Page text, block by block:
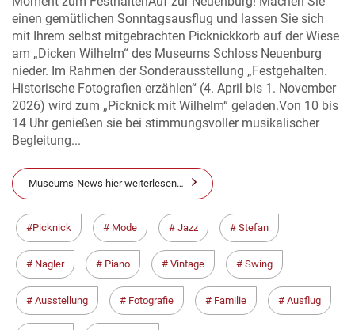
einen gemütlichen Sonntagsausflug und lassen Sie sich
mit Ihrem selbst mitgebrachten Picknickkorb auf der Wiese
am „Dicken Wilhelm“ des Museums Schloss Neuenburg
nieder. Im Rahmen der Sonderausstellung „Festgehalten.
Historische Fotografien erzählen“ (4. April bis 1. November
2026) wird zum „Picknick mit Wilhelm“ geladen.Von 10 bis
14 Uhr genießen sie bei stimmungsvoller musikalischer
Begleitung...
Museums-News hier weiterlesen…
Picknick Mode Jazz Stefan
Nagler Piano Vintage Swing
Ausstellung Fotografie Familie Ausflug